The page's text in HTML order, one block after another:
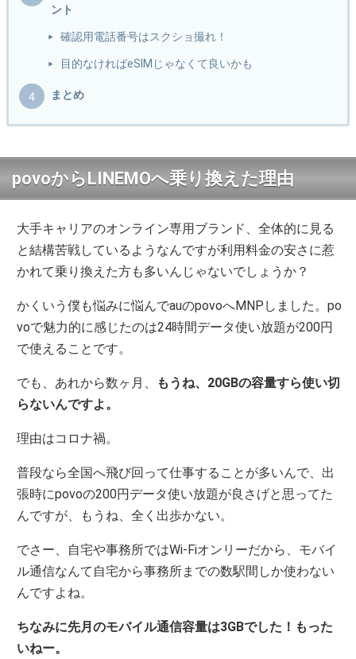
ント
確認用電話番号はスクショ撮れ！
目的なければeSIMじゃなくて良いかも
まとめ
povoからLINEMOへ乗り換えた理由
大手キャリアのオンライン専用ブランド、全体的に見る
と結構苦戦しているようなんですが利用料金の安さに惹
かれて乗り換えた方も多いんじゃないでしょうか？
かくいう僕も悩みに悩んでauのpovoへMNPしました。po
voで魅力的に感じたのは24時間データ使い放題が200円
で使えることです。
でも、あれから数ヶ月、
もうね、20GBの容量すら使い切
らないんですよ。
理由はコロナ禍。
普段なら全国へ飛び回って仕事することが多いんで、出
張時にpovoの200円データ使い放題が良さげと思ってた
んですが、もうね、全く出歩かない。
でさー、自宅や事務所ではWi-Fiオンリーだから、モバイ
ル通信なんて自宅から事務所までの数駅間しか使わない
んですよね。
ちなみに先月のモバイル通信容量は3GBでした！もった
いねー。